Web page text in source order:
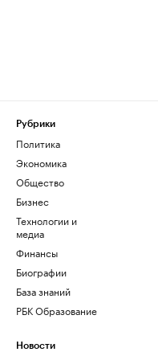
Рубрики
Политика
Экономика
Общество
Бизнес
Технологии и
медиа
Финансы
Биографии
База знаний
РБК Образование
Новости